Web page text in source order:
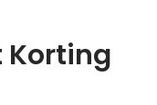
Korting